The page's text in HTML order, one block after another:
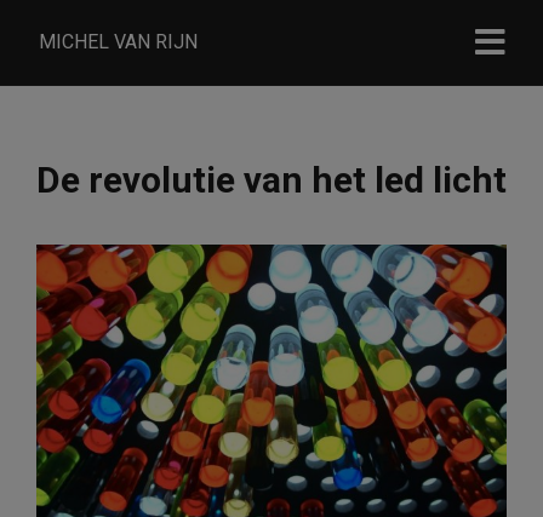
MICHEL VAN RIJN
De revolutie van het led licht